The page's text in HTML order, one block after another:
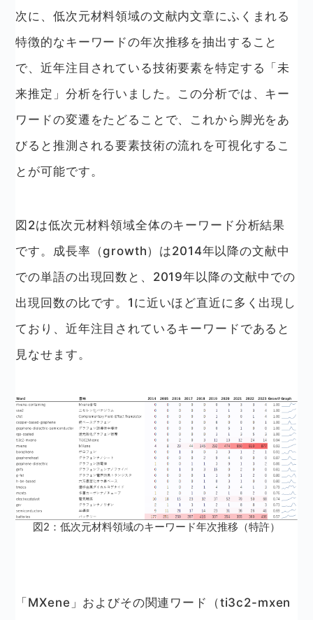
次に、低次元材料領域の文献内文章にふくまれる
特徴的なキーワードの年次推移を抽出すること
で、近年注目されている技術要素を特定する「未
来推定」分析を行いました。この分析では、キー
ワードの変遷をたどることで、これから脚光をあ
びると推測される要素技術の流れを可視化するこ
とが可能です。
図2は低次元材料領域全体のキーワード分析結果
です。成長率（growth）は2014年以降の文献中
での単語の出現回数と、2019年以降の文献中での
出現回数の比です。1に近いほど直近に多く出現し
ており、近年注目されているキーワードであると
見なせます。
図2：低次元材料領域のキーワード年次推移（特許）
「MXene」およびその関連ワード（ti3c2-mxen